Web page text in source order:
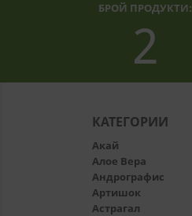
БРОЙ ПРОДУКТИ:
2
КАТЕГОРИИ
Акай
Алое Вера
Андрографис
Артишок
Астрагал